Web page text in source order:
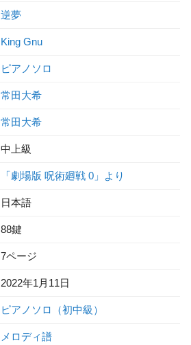
逆夢
King Gnu
ピアノソロ
常田大希
常田大希
中上級
「劇場版 呪術廻戦 0」より
日本語
88鍵
7ページ
2022年1月11日
ピアノソロ（初中級）
メロディ譜